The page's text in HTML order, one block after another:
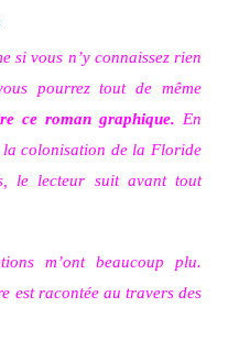
si vous n’y connaissez rien
pourrez tout de même
ce roman graphique. En
la colonisation de la Floride
le lecteur suit avant tout
m’ont beaucoup plu.
est racontée au travers des